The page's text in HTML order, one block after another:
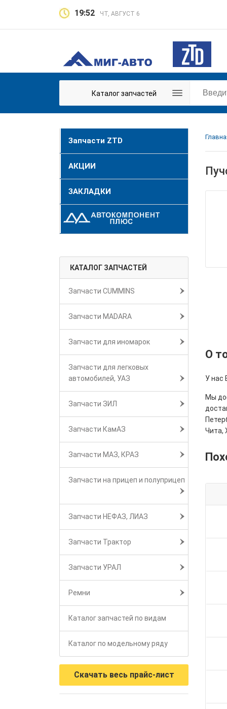
19:52 ЧТ, АВГУСТ 6
Каталог запчастей
Запчасти ZTD
АКЦИИ
ЗАКЛАДКИ
КАТАЛОГ ЗАПЧАСТЕЙ
Запчасти CUMMINS
Запчасти MADARA
Запчасти для иномарок
Запчасти для легковых
автомобилей, УАЗ
Запчасти ЗИЛ
Запчасти КамАЗ
Запчасти МАЗ, КРАЗ
Запчасти на прицеп и полуприцеп
Запчасти НЕФАЗ, ЛИАЗ
Запчасти Трактор
Запчасти УРАЛ
Ремни
Каталог запчастей по видам
Каталог по модельному ряду
Скачать весь прайс-лист
О
У нас
Мы
Чита,